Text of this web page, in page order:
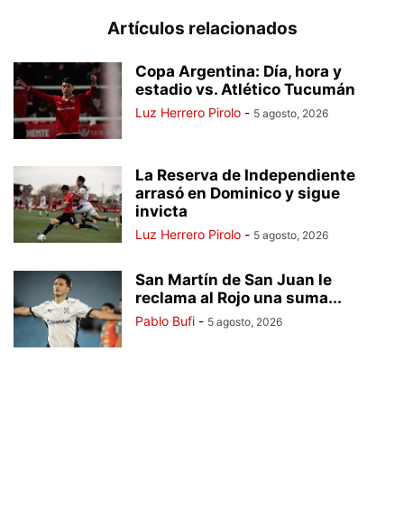
Artículos relacionados
Copa Argentina: Día, hora y
estadio vs. Atlético Tucumán
Luz Herrero Pirolo - 5 agosto, 2026
La Reserva de Independiente
arrasó en Dominico y sigue
invicta
Luz Herrero Pirolo - 5 agosto, 2026
San Martín de San Juan le
reclama al Rojo una suma...
Pablo Bufi - 5 agosto, 2026